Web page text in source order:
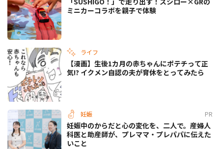
ミニカーコラボを親子で体験
ライフ
【漫画】生後1カ月の赤ちゃんにポテチって正
気!? イクメン自認の夫が育休をとってみたら
妊娠 PR
妊娠中のからだと心の変化を、二人で。産婦人
科医と助産師が、プレママ・プレパパに伝えた
いこと